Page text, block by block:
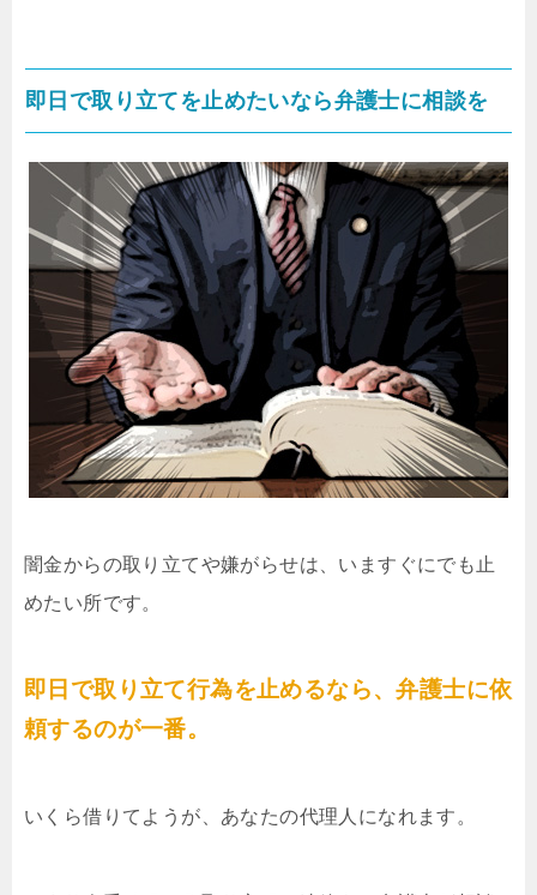
即日で取り立てを止めたいなら弁護士に相談を
闇金からの取り立てや嫌がらせは、いますぐにでも止
めたい所です。
即日で取り立て行為を止めるなら、弁護士に依
頼するのが一番。
いくら借りてようが、あなたの代理人になれます。